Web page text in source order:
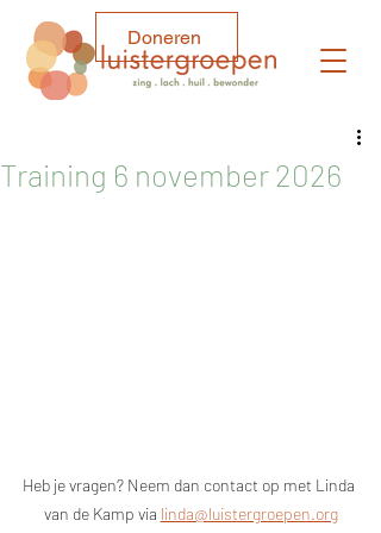
Doneren
Training 6 november 2026
Heb je vragen? Neem dan contact op met Linda
van de Kamp via linda@luistergroepen.org